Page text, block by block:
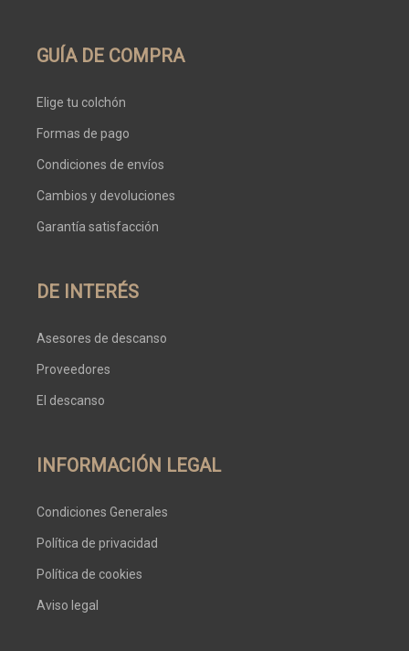
GUÍA DE COMPRA
Elige tu colchón
Formas de pago
Condiciones de envíos
Cambios y devoluciones
Garantía satisfacción
DE INTERÉS
Asesores de descanso
Proveedores
El descanso
INFORMACIÓN LEGAL
Condiciones Generales
Política de privacidad
Política de cookies
Aviso legal